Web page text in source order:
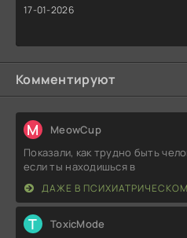
17-01-2026
Комментируют
M MeowCup
Показали, как трудно быть
если ты находишься в
ДАЖЕ В ПСИХИАТРИЧЕСКОМ
T ToxicMode